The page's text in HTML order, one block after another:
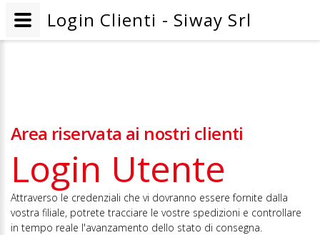
Area riservata ai nostri clienti
Login Utente
Attraverso le credenziali che vi dovranno essere fornite dalla
vostra filiale, potrete tracciare le vostre spedizioni e controllare
in tempo reale l'avanzamento dello stato di consegna.
Login Clienti - Siway Srl